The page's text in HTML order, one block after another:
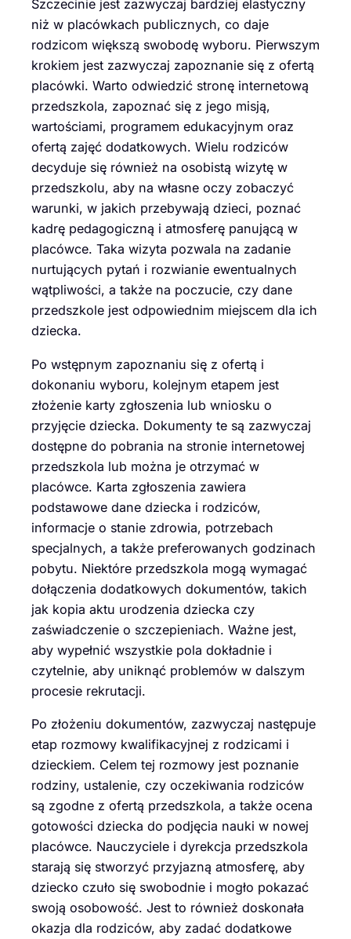
Szczecinie jest zazwyczaj bardziej elastyczny
niż w placówkach publicznych, co daje
rodzicom większą swobodę wyboru. Pierwszym
krokiem jest zazwyczaj zapoznanie się z ofertą
placówki. Warto odwiedzić stronę internetową
przedszkola, zapoznać się z jego misją,
wartościami, programem edukacyjnym oraz
ofertą zajęć dodatkowych. Wielu rodziców
decyduje się również na osobistą wizytę w
przedszkolu, aby na własne oczy zobaczyć
warunki, w jakich przebywają dzieci, poznać
kadrę pedagogiczną i atmosferę panującą w
placówce. Taka wizyta pozwala na zadanie
nurtujących pytań i rozwianie ewentualnych
wątpliwości, a także na poczucie, czy dane
przedszkole jest odpowiednim miejscem dla ich
dziecka.
Po wstępnym zapoznaniu się z ofertą i
dokonaniu wyboru, kolejnym etapem jest
złożenie karty zgłoszenia lub wniosku o
przyjęcie dziecka. Dokumenty te są zazwyczaj
dostępne do pobrania na stronie internetowej
przedszkola lub można je otrzymać w
placówce. Karta zgłoszenia zawiera
podstawowe dane dziecka i rodziców,
informacje o stanie zdrowia, potrzebach
specjalnych, a także preferowanych godzinach
pobytu. Niektóre przedszkola mogą wymagać
dołączenia dodatkowych dokumentów, takich
jak kopia aktu urodzenia dziecka czy
zaświadczenie o szczepieniach. Ważne jest,
aby wypełnić wszystkie pola dokładnie i
czytelnie, aby uniknąć problemów w dalszym
procesie rekrutacji.
Po złożeniu dokumentów, zazwyczaj następuje
etap rozmowy kwalifikacyjnej z rodzicami i
dzieckiem. Celem tej rozmowy jest poznanie
rodziny, ustalenie, czy oczekiwania rodziców
są zgodne z ofertą przedszkola, a także ocena
gotowości dziecka do podjęcia nauki w nowej
placówce. Nauczyciele i dyrekcja przedszkola
starają się stworzyć przyjazną atmosferę, aby
dziecko czuło się swobodnie i mogło pokazać
swoją osobowość. Jest to również doskonała
okazja dla rodziców, aby zadać dodatkowe